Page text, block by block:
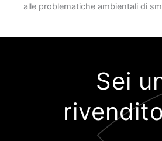
alle problematiche ambientali di
Sei